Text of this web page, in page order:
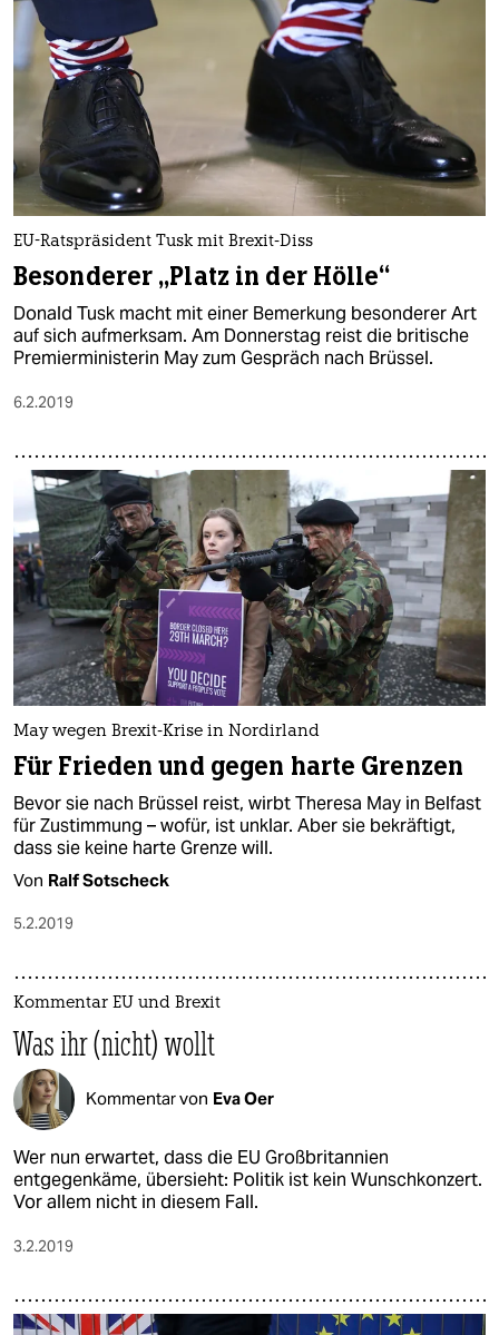
EU-Ratspräsident Tusk mit Brexit-Diss
Besonderer „Platz in der Hölle“
Donald Tusk macht mit einer Bemerkung besonderer Art
auf sich aufmerksam. Am Donnerstag reist die britische
Premierministerin May zum Gespräch nach Brüssel.
6.2.2019
May wegen Brexit-Krise in Nordirland
Für Frieden und gegen harte Grenzen
Bevor sie nach Brüssel reist, wirbt Theresa May in Belfast
für Zustimmung – wofür, ist unklar. Aber sie bekräftigt,
dass sie keine harte Grenze will.
Von Ralf Sotscheck
5.2.2019
Kommentar EU und Brexit
Was ihr (nicht) wollt
Kommentar von Eva Oer
Wer nun erwartet, dass die EU Großbritannien
entgegenkäme, übersieht: Politik ist kein Wunschkonzert.
Vor allem nicht in diesem Fall.
3.2.2019